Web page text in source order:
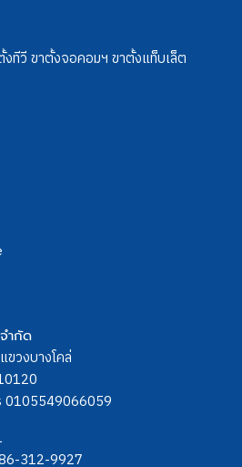
ทีวี ขาตั้งจอคอมฯ ขาตั้งแท็บเล็ต
ำกัด
วงบางโคล่
0105549066059
312-9927